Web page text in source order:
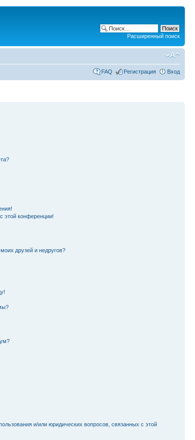
Расширенный поиск
FAQ Регистрация Вход
этой конференции!
друзей и недругов?
и/или юридических вопросов, связанных с этой